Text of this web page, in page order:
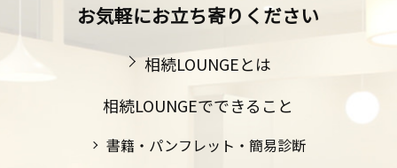
お気軽にお立ち寄りください
相続LOUNGEとは
相続LOUNGEでできること
書籍・パンフレット・簡易診断